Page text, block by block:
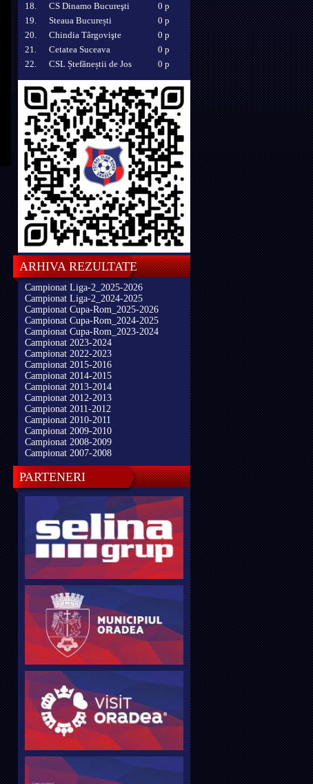
18.
CS Dinamo Bucureşti
0 p
19.
Steaua București
0 p
20.
Chindia Târgovişte
0 p
21.
Cetatea Suceava
0 p
22.
CSL Ștefăneștii de Jos 0 p
ARHIVA REZULTATE
Campionat Liga-2_2025-2026
Campionat Liga-2_2024-2025
Campionat Cupa-Rom_2025-2026
Campionat Cupa-Rom_2024-2025
Campionat Cupa-Rom_2023-2024
Campionat 2023-2024
Campionat 2022-2023
Campionat 2015-2016
Campionat 2014-2015
Campionat 2013-2014
Campionat 2012-2013
Campionat 2011-2012
Campionat 2010-2011
Campionat 2009-2010
Campionat 2008-2009
Campionat 2007-2008
PARTENERI